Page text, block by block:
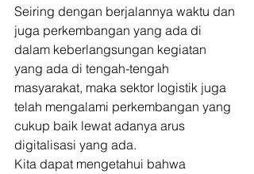
Seiring dengan berjalannya waktu dan
juga perkembangan yang ada di
dalam keberlangsungan kegiatan
yang ada di tengah-tengah
masyarakat, maka sektor logistik juga
telah mengalami perkembangan yang
cukup baik lewat adanya arus
digitalisasi yang ada.
Kita dapat mengetahui bahwa